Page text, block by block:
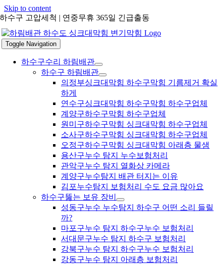
Skip to content
하수구 고압세척 | 연중무휴 365일 긴급출동
Toggle Navigation
하수구수리 하림배관
하수구 하림배관
의정부싱크대막힘 하수구막힘 기름제거 확실
하게
연수구싱크대막힘 하수구막힘 하수구업체
계양구하수구막힘 하수구업체
원미구하수구막힘 싱크대막힘 하수구업체
소사구하수구막힘 싱크대막힘 하수구업체
오정구하수구막힘 싱크대막힘 아래층 물샘
용산구누수 탐지 누수보험처리
관악구누수 탐지 열화상 카메라
계양구누수탐지 배관 터지는 이유
김포누수탐지 보험처리 수도 요금 많아요
하수구뚫는 보유 장비
성동구누수 누수탐지 하수구 어떤 소리 들릴
까?
마포구누수 탐지 하수구누수 보험처리
서대문구누수 탐지 하수구 보험처리
강북구누수 탐지 하수구누수 보험처리
강동구누수 탐지 아래층 보험처리